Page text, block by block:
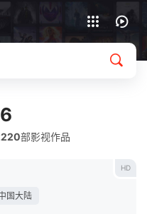
部影视作品
HD
国大陆